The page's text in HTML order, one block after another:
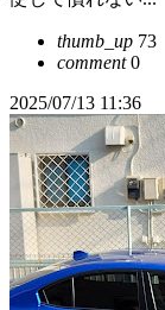
thumb_up 73
comment0
2025/07/13 11:36